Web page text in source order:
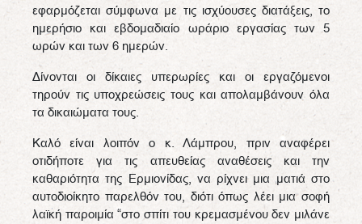
εφαρμόζεται σύμφωνα με τις ισχύουσες διατάξεις, το
ημερήσιο και εβδομαδιαίο ωράριο εργασίας των 5
ωρών και των 6 ημερών.
Δίνονται οι δίκαιες υπερωρίες και οι εργαζόμενοι
τηρούν τις υποχρεώσεις τους και απολαμβάνουν όλα
τα δικαιώματα τους.
Καλό είναι λοιπόν ο κ. Λάμπρου, πριν αναφέρει
οτιδήποτε για τις απευθείας αναθέσεις και την
καθαριότητα της Ερμιονίδας, να ρίχνει μια ματιά στο
αυτοδιοίκητο παρελθόν του, διότι όπως λέει μια σοφή
λαϊκή παροιμία “στο σπίτι του κρεμασμένου δεν μιλάνε